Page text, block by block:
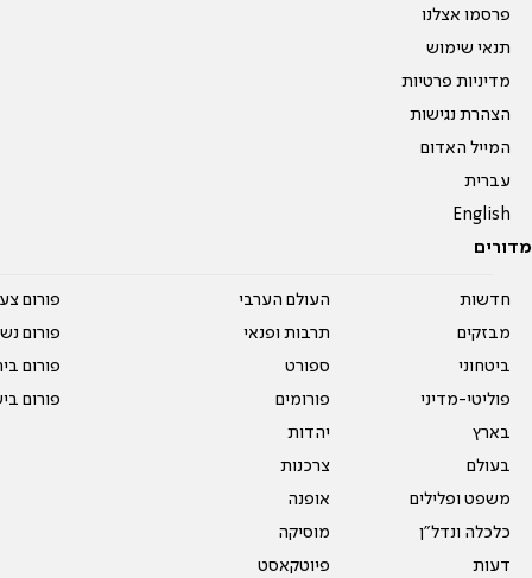
פרסמו אצלנו
תנאי שימוש
מדיניות פרטיות
הצהרת נגישות
המייל האדום
עברית
English
מדורים
חדשות
מבזקים
ביטחוני
פוליטי-מדיני
בארץ
בעולם
משפט ופלילים
כלכלה ונדל"ן
דעות
העולם הערבי
תרבות ופנאי
ספורט
פורומים
יהדות
צרכנות
אופנה
מוסיקה
פיוטקאסט
פורום
פורום
פורום
פורום